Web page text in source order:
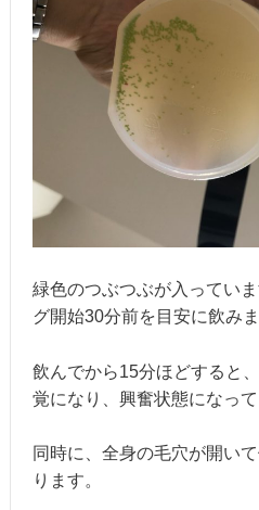
緑色のつぶつぶが入ってい
グ開始30分前を目安に飲みま
飲んでから15分ほどすると
覚になり、興奮状態になって
同時に、全身の毛穴が開い
ります。